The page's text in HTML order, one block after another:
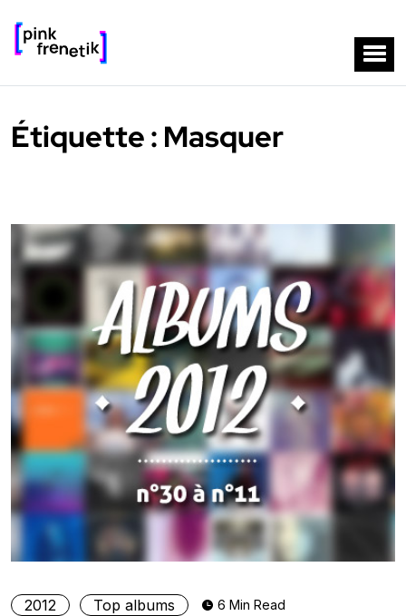
Étiquette : Masquer
2012 Top albums 6 Min Read